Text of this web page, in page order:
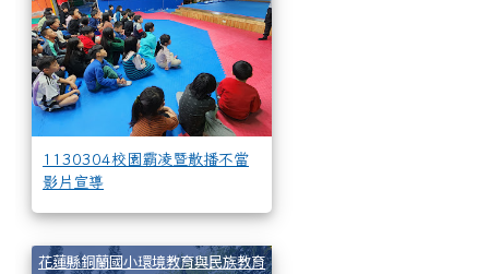
1130304校園霸凌暨散播不當
影片宣導
花蓮縣銅蘭國小環境教育與民族教育 1130301環境教育-2年級（